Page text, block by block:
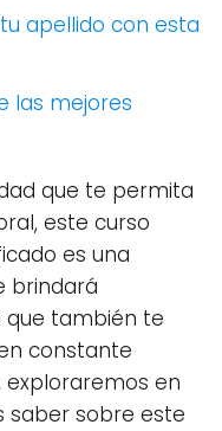
apellido con esta
las mejores
que te permita
este curso
es una
brindará
que también te
constante
exploraremos en
saber sobre este